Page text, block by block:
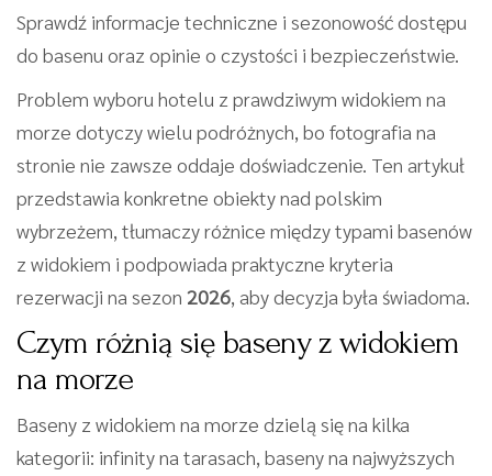
Sprawdź informacje techniczne i sezonowość dostępu
do basenu oraz opinie o czystości i bezpieczeństwie.
Problem wyboru hotelu z prawdziwym widokiem na
morze dotyczy wielu podróżnych, bo fotografia na
stronie nie zawsze oddaje doświadczenie. Ten artykuł
przedstawia konkretne obiekty nad polskim
wybrzeżem, tłumaczy różnice między typami basenów
z widokiem i podpowiada praktyczne kryteria
rezerwacji na sezon 2026, aby decyzja była świadoma.
Czym różnią się baseny z widokiem
na morze
Baseny z widokiem na morze dzielą się na kilka
kategorii: infinity na tarasach, baseny na najwyższych